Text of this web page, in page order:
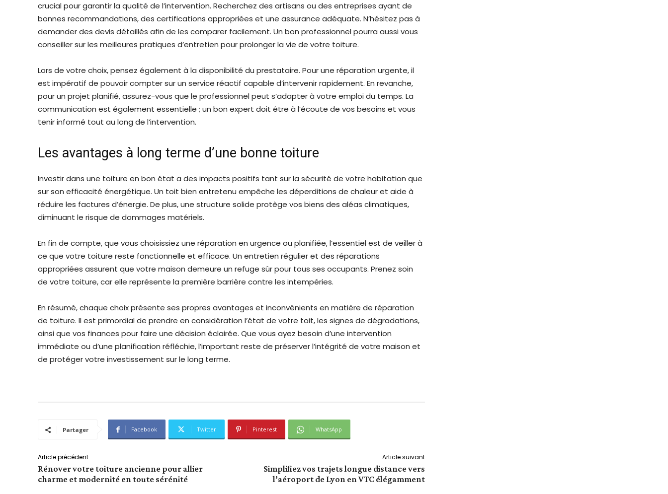
crucial pour garantir la qualité de l’intervention. Recherchez des artisans ou des entreprises ayant de
bonnes recommandations, des certifications appropriées et une assurance adéquate. N’hésitez pas à
demander des devis détaillés afin de les comparer facilement. Un bon professionnel pourra aussi vous
conseiller sur les meilleures pratiques d’entretien pour prolonger la vie de votre toiture.
Lors de votre choix, pensez également à la disponibilité du prestataire. Pour une réparation urgente, il
est impératif de pouvoir compter sur un service réactif capable d’intervenir rapidement. En revanche,
pour un projet planifié, assurez-vous que le professionnel peut s’adapter à votre emploi du temps. La
communication est également essentielle ; un bon expert doit être à l’écoute de vos besoins et vous
tenir informé tout au long de l’intervention.
Les avantages à long terme d’une bonne toiture
Investir dans une toiture en bon état a des impacts positifs tant sur la sécurité de votre habitation que
sur son efficacité énergétique. Un toit bien entretenu empêche les déperditions de chaleur et aide à
réduire les factures d’énergie. De plus, une structure solide protège vos biens des aléas climatiques,
diminuant le risque de dommages matériels.
En fin de compte, que vous choisissiez une réparation en urgence ou planifiée, l’essentiel est de veiller à
ce que votre toiture reste fonctionnelle et efficace. Un entretien régulier et des réparations
appropriées assurent que votre maison demeure un refuge sûr pour tous ses occupants. Prenez soin
de votre toiture, car elle représente la première barrière contre les intempéries.
En résumé, chaque choix présente ses propres avantages et inconvénients en matière de réparation
de toiture. Il est primordial de prendre en considération l’état de votre toit, les signes de dégradations,
ainsi que vos finances pour faire une décision éclairée. Que vous ayez besoin d’une intervention
immédiate ou d’une planification réfléchie, l’important reste de préserver l’intégrité de votre maison et
de protéger votre investissement sur le long terme.
Partager Facebook Twitter Pinterest WhatsApp
Article précédent
Rénover votre toiture ancienne pour allier
charme et modernité en toute sérénité
Article suivant
Simplifiez vos trajets longue distance vers
l’aéroport de Lyon en VTC élégamment